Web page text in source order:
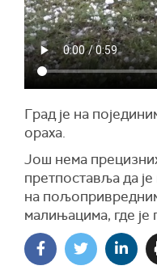
Град је на
ораха.
Још нема
претпоставља да
на
малињацима, где је